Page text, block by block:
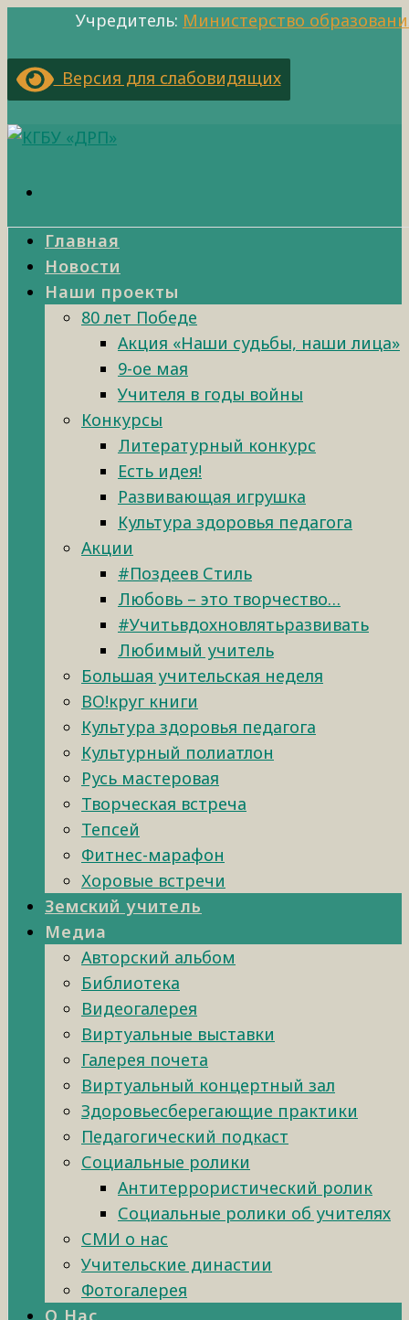
Учредитель: Министерство
Версия для слабовидящих
Главная
Новости
Наши проекты
80 лет Победе
Акция «Наши судьбы, наши лица»
9-ое мая
Учителя в годы войны
Конкурсы
Литературный конкурс
Есть идея!
Развивающая игрушка
Культура здоровья педагога
Акции
#Поздеев Стиль
Любовь – это творчество…
#Учитьвдохновлятьразвивать
Любимый учитель
Большая учительская неделя
ВО!круг книги
Культура здоровья педагога
Культурный полиатлон
Русь мастеровая
Творческая встреча
Тепсей
Фитнес-марафон
Хоровые встречи
Земский учитель
Медиа
Авторский альбом
Библиотека
Видеогалерея
Виртуальные выставки
Галерея почета
Виртуальный концертный зал
Здоровьесберегающие практики
Педагогический подкаст
Социальные ролики
Антитеррористический ролик
Социальные ролики об учителях
СМИ о нас
Учительские династии
Фотогалерея
О Нас